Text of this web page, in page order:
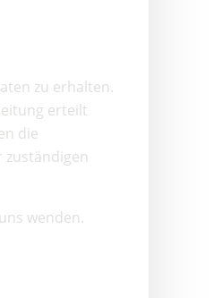
zu erhalten.
erteilt
die
wenden.